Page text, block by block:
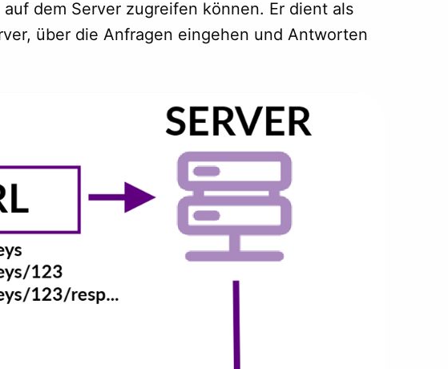
dem Server zugreifen können. Er dient als
über die Anfragen eingehen und Antworten